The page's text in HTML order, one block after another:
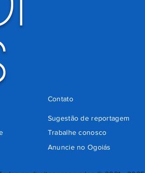
Sugestão de reportagem
Trabalhe conosco
Anuncie no Ogoiás
Contato